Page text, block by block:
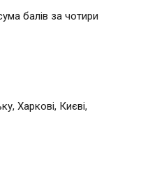
балів за чотири
Харкові, Києві,